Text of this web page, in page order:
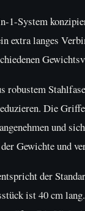
1-System
extra langes
robustem
Die
und
Gewichte und
der
ist 40 cm